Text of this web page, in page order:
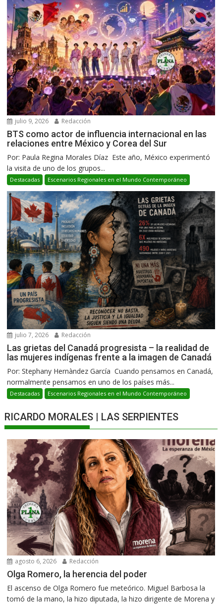
julio 9, 2026 Redacción
BTS como actor de influencia internacional en las
relaciones entre México y Corea del Sur
Por: Paula Regina Morales Díaz Este año, México experimentó
la visita de uno de los grupos...
Destacadas Escenarios Regionales en el Mundo Contemporáneo
julio 7, 2026 Redacción
Las grietas del Canadá progresista – la realidad de
las mujeres indígenas frente a la imagen de Canadá
Por: Stephany Hernàndez García Cuando pensamos en Canadá,
normalmente pensamos en uno de los países más...
Destacadas Escenarios Regionales en el Mundo Contemporáneo
RICARDO MORALES | LAS SERPIENTES
agosto 6, 2026 Redacción
Olga Romero, la herencia del poder
El ascenso de Olga Romero fue meteórico. Miguel Barbosa la
tomó de la mano, la hizo diputada, la hizo dirigente de Morena y